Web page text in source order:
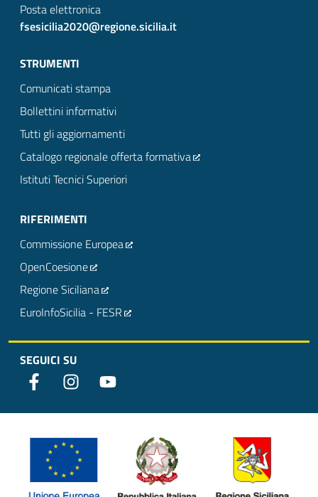
Posta elettronica
fsesicilia2020@regione.sicilia.it
STRUMENTI
Comunicati stampa
Bollettini informativi
Tutti gli aggiornamenti
Catalogo regionale offerta formativa
Istituti Tecnici Superiori
RIFERIMENTI
Commissione Europea
OpenCoesione
Regione Siciliana
EuroInfoSicilia - FESR
SEGUICI SU